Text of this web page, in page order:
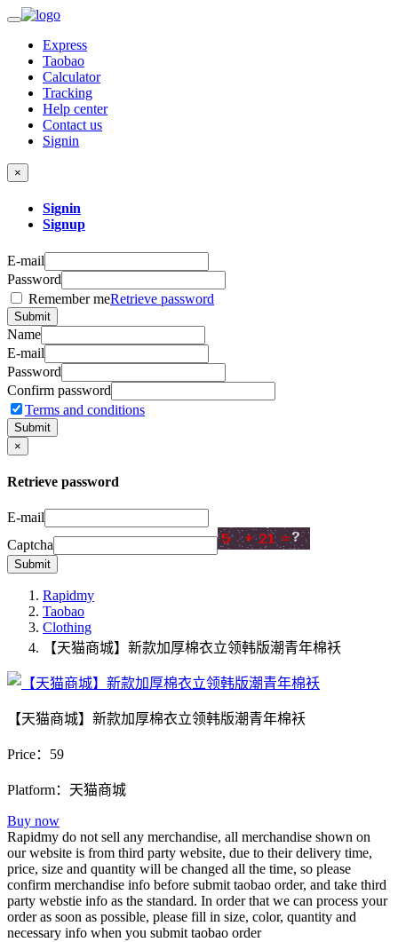
Express
Taobao
Calculator
Tracking
Help center
Contact us
Signin
×
Signin
Signup
E-mail
Password
Remember meRetrieve password
Submit
Name
E-mail
Password
Confirm password
Terms and conditions
Submit
×
Retrieve password
E-mail
Captcha
Submit
Rapidmy
Taobao
Clothing
【天猫商城】新款加厚棉衣立领韩版潮青年棉袄
【天猫商城】新款加厚棉衣立领韩版潮青年棉袄
Price： 59
Platform：天猫商城
Buy now
Rapidmy do not sell any merchandise, all merchandise shown on
our website is from third party website, due to their delivery time,
price, size and quantity will be changed all the time, so please
confirm merchandise info before submit taobao order, and take third
party webstie info as the standard. In order that we can process your
order as soon as possible, please fill in size, color, quantity and
necessary info when you submit taobao order